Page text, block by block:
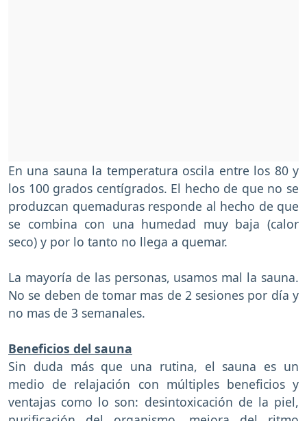
En una sauna la temperatura oscila entre los 80 y
los 100 grados centígrados. El hecho de que no se
produzcan quemaduras responde al hecho de que
se combina con una humedad muy baja (calor
seco) y por lo tanto no llega a quemar.
La mayoría de las personas, usamos mal la sauna.
No se deben de tomar mas de 2 sesiones por día y
no mas de 3 semanales.
Beneficios del sauna
Sin duda más que una rutina, el sauna es un
medio de relajación con múltiples beneficios y
ventajas como lo son: desintoxicación de la piel,